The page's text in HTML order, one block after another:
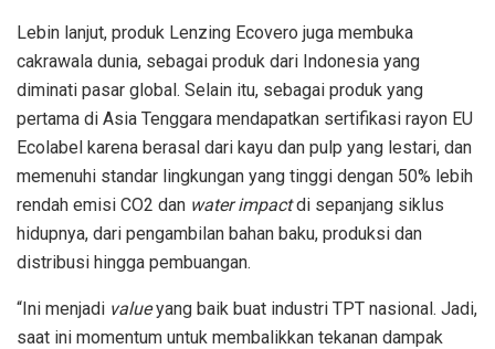
Lebin lanjut, produk Lenzing Ecovero juga membuka
cakrawala dunia, sebagai produk dari Indonesia yang
diminati pasar global. Selain itu, sebagai produk yang
pertama di Asia Tenggara mendapatkan sertifikasi rayon EU
Ecolabel karena berasal dari kayu dan pulp yang lestari, dan
memenuhi standar lingkungan yang tinggi dengan 50% lebih
rendah emisi CO2 dan water impactdi sepanjang siklus
hidupnya, dari pengambilan bahan baku, produksi dan
distribusi hingga pembuangan.
“Ini menjadi valueyang baik buat industri TPT nasional. Jadi,
saat ini momentum untuk membalikkan tekanan dampak